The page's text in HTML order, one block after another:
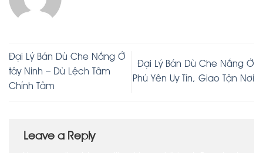
Đại Lý Bán Dù Che Nắng Ở
tây Ninh – Dù Lệch Tâm
Chính Tâm
Đại Lý Bán Dù Che Nắng Ở
Phú Yên Uy Tín, Giao Tận Nơi
Leave a Reply